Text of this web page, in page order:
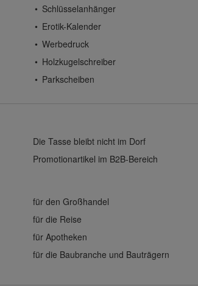
Schlüsselanhänger
Erotik-Kalender
Werbedruck
Holzkugelschreiber
Parkscheiben
Die Tasse bleibt nicht im Dorf
Promotionartikel im B2B-Bereich
für den Großhandel
für die Reise
für Apotheken
für die Baubranche und Bauträgern